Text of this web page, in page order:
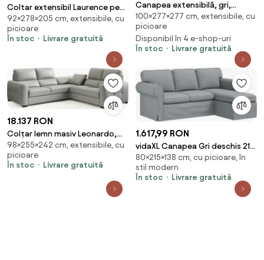
Coltar extensibil Laurence pe
dreapta Dora 21
92×278×205 cm, extensibile, cu
picioare
În stoc
Livrare gratuită
Canapea extensibilă, gri,
stânga, MONAKO ROH
100×277×277 cm, extensibile, cu
picioare
Disponibil în 4 e-shop-uri
În stoc
Livrare gratuită
18.137 RON
Colțar lemn masiv Leonardo,
255 × 98 × 242 cm - Stânga
98×255×242 cm, extensibile, cu
picioare
În stoc
Livrare gratuită
1.617,99 RON
vidaXL Canapea Gri deschis 215
x 138 x 80 cm țesătură
80×215×138 cm, cu picioare, în
stil modern
În stoc
Livrare gratuită